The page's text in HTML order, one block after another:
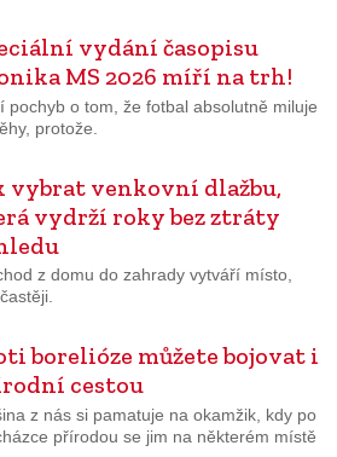
vydání časopisu
MS 2026 míří na trh!
pochyb o tom, že fotbal absolutně miluje
protože.
vybrat venkovní dlažbu,
vydrží roky bez ztráty
z domu do zahrady vytváří místo,
borelióze můžete bojovat i
cestou
z nás si pamatuje na okamžik, kdy po
přírodou se jim na některém místě